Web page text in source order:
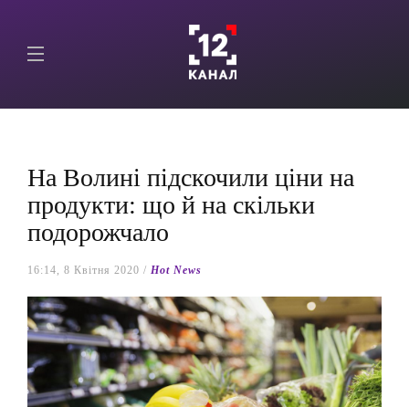
На Волині підскочили ціни на
продукти: що й на скільки
подорожчало
16:14, 8 Квітня 2020 / Hot News